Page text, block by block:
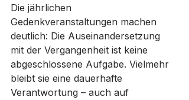
Die jährlichen
Gedenkveranstaltungen machen
deutlich: Die Auseinandersetzung
mit der Vergangenheit ist keine
abgeschlossene Aufgabe. Vielmehr
bleibt sie eine dauerhafte
Verantwortung – auch auf